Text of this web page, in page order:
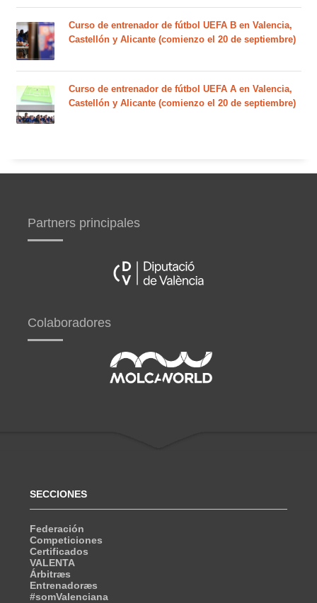
Curso de entrenador de fútbol UEFA B en Valencia,
Castellón y Alicante (comienzo el 20 de septiembre)
Curso de entrenador de fútbol UEFA A en Valencia,
Castellón y Alicante (comienzo el 20 de septiembre)
Partners principales
Colaboradores
SECCIONES
Federación
Competiciones
Certificados
VALENTA
Árbitræs
Entrenadoræs
#somValenciana